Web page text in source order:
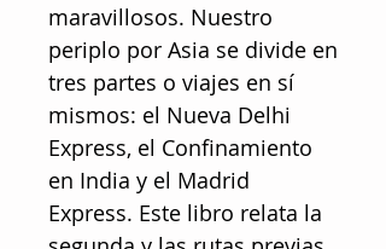
maravillosos. Nuestro
periplo por Asia se divide en
tres partes o viajes en sí
mismos: el Nueva Delhi
Express, el Confinamiento
en India y el Madrid
Express. Este libro relata la